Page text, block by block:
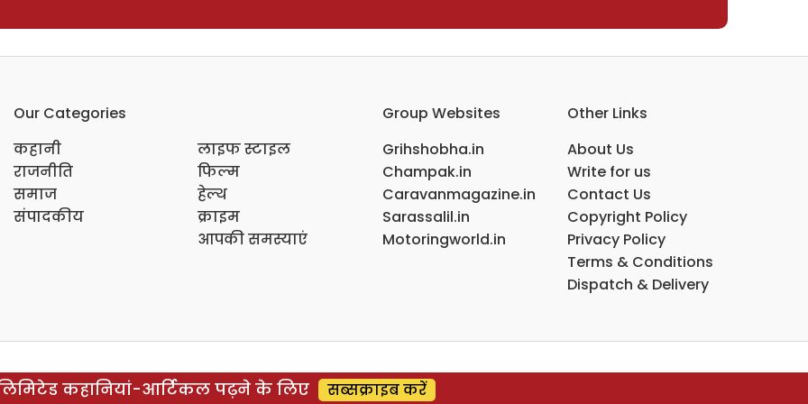
Our Categories
कहानी
राजनीति
समाज
संपादकीय
लाइफ स्टाइल
फिल्म
हेल्थ
क्राइम
आपकी समस्याएं
Group Websites
Grihshobha.in
Champak.in
Caravanmagazine.in
Sarassalil.in
Motoringworld.in
Other Links
About Us
Write for us
Contact Us
Copyright Policy
Privacy Policy
Terms & Conditions
Dispatch & Delivery
कहानियां-आर्टिकल पढ़ने के लिए सब्सक्राइब करें